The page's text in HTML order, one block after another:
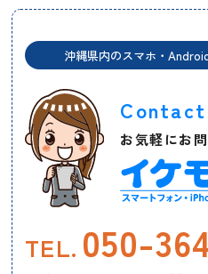
沖縄県内のスマホ・
Contact
お気軽にお
TEL. 050-